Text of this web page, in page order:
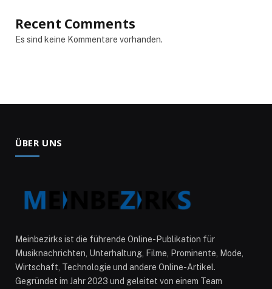
Recent Comments
Es sind keine Kommentare vorhanden.
ÜBER UNS
Meinbezirks ist die führende Online-Publikation für
Musiknachrichten, Unterhaltung, Filme, Prominente, Mode,
Wirtschaft, Technologie und andere Online-Artikel.
Gegründet im Jahr 2023 und geleitet von einem Team